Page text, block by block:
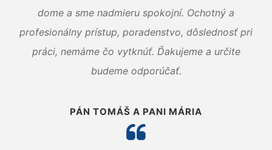
dome a sme nadmieru spokojní. Ochotný a
profesionálny prístup, poradenstvo, dôslednosť pri
práci, nemáme čo vytknúť. Ďakujeme a určite
budeme odporúčať.
PÁN TOMÁŠ A PANI MÁRIA